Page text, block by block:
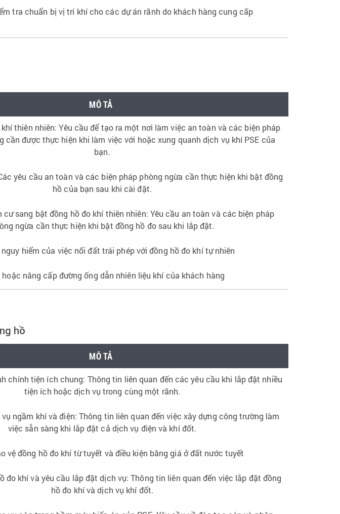
tra chuẩn bị vị trí khí cho các dự án rãnh do khách hàng cung cấp
MÔ TẢ
thiên nhiên: Yêu cầu để tạo ra một nơi làm việc an toàn và các biện pháp
cần được thực hiện khi làm việc với hoặc xung quanh dịch vụ khí PSE của
bạn.
yêu cầu an toàn và các biện pháp phòng ngừa cần thực hiện khi bật đồng
hồ của bạn sau khi cài đặt.
cư sang bật đồng hồ đo khí thiên nhiên: Yêu cầu an toàn và các biện pháp
ngừa cần thực hiện khi bật đồng hồ đo sau khi lắp đặt.
hiểm của việc nối đất trái phép với đồng hồ đo khí tự nhiên
hoặc nâng cấp đường ống dẫn nhiên liệu khí của khách hàng
hồ
MÔ TẢ
chính tiện ích chung: Thông tin liên quan đến các yêu cầu khi lắp đặt nhiều
tiện ích hoặc dịch vụ trong cùng một rãnh.
ngầm khí và điện: Thông tin liên quan đến việc xây dựng công trường làm
việc sẵn sàng khi lắp đặt cả dịch vụ điện và khí đốt.
vệ đồng hồ đo khí từ tuyết và điều kiện băng giá ở đất nước tuyết
đo khí và yêu cầu lắp đặt dịch vụ: Thông tin liên quan đến việc lắp đặt đồng
hồ đo khí và dịch vụ khí đốt.